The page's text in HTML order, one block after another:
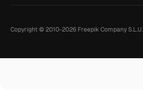
Copyright © 2010-2026Freepik Company S.L.U.